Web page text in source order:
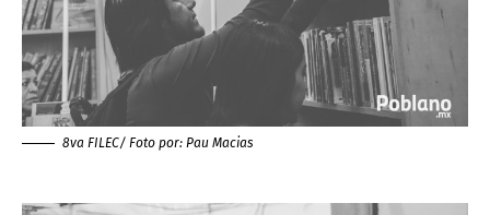
8va FILEC/ Foto por: Pau Macias